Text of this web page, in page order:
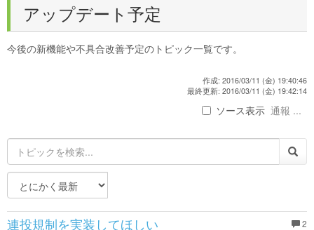
アップデート予定
今後の新機能や不具合改善予定のトピック一覧です。
作成: 2016/03/11 (金) 19:40:46
最終更新: 2016/03/11 (金) 19:42:14
ソース表示 通報 ...
2
連投規制を実装してほしい